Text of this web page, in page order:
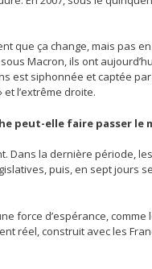
que ça change, mais pas
Macron, ils ont
est siphonnée et captée
et l’extrême droite.
peut-elle faire passer le
Dans la dernière période,
puis, en sept jours
force d’espérance,
réel, construit avec les